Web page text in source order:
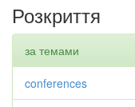
Розкриття
за темами
conferences